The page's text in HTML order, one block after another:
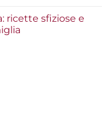
ricette sfiziose e